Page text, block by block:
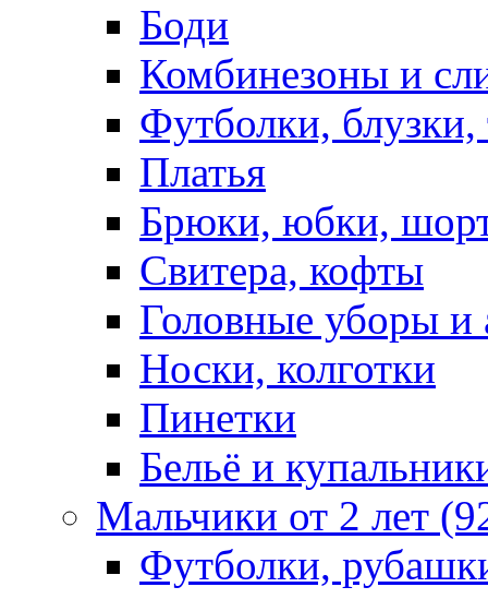
Боди
Комбинезоны и
Футболки,
Платья
Брюки, юбки,
Свитера, кофты
Головные уборы и
Носки, колготки
Пинетки
Бельё и
Мальчики от 2 лет
Футболки,